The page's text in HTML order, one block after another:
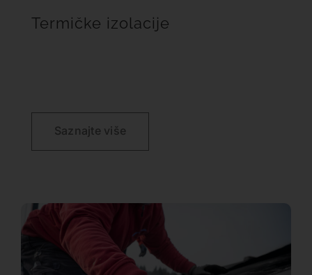
Termičke izolacije
Saznajte više